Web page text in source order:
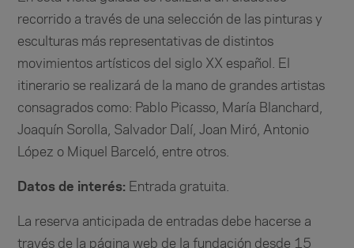
recorrido a través de una selección de las pinturas y
esculturas más representativas de distintos
movimientos artísticos del siglo XX español. El
itinerario se realizará de la mano de grandes artistas
consagrados como: Pablo Picasso, María Blanchard,
Joaquín Sorolla, Salvador Dalí, Joan Miró, Antonio
López o Miquel Barceló, entre otros.
Datos de interés: Entrada gratuita.
La reserva anticipada de entradas debe hacerse a
través de la página web de la fundación desde 15